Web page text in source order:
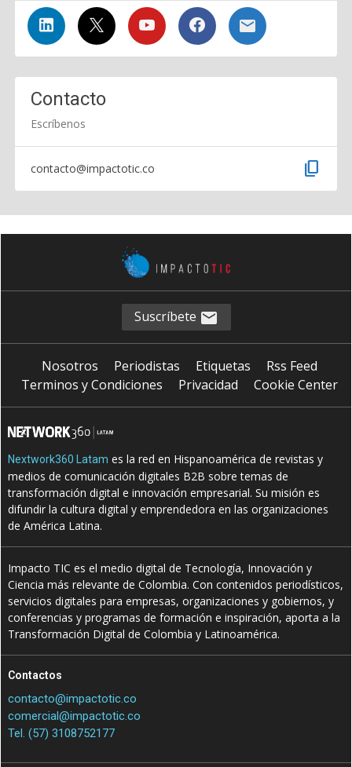
Contacto
Escríbenos
contacto@impactotic.co content_copy
Suscríbete
Nosotros Periodistas Etiquetas
Rss Feed
Terminos y Condiciones
Privacidad Cookie Center
Nextwork360 Latam es la red en Hispanoamérica de revistas y
medios de comunicación digitales B2B sobre temas de
transformación digital e innovación empresarial. Su misión es
difundir la cultura digital y emprendedora en las organizaciones
de América Latina.
Impacto TIC es el medio digital de Tecnología, Innovación y
Ciencia más relevante de Colombia. Con contenidos periodísticos,
servicios digitales para empresas, organizaciones y gobiernos, y
conferencias y programas de formación e inspiración, aporta a la
Transformación Digital de Colombia y Latinoamérica.
Contactos
contacto@impactotic.co
comercial@impactotic.co
Tel. (57) 3108752177